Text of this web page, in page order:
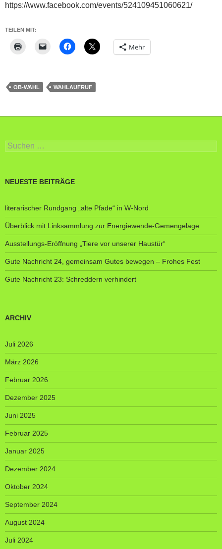
https://www.facebook.com/events/524109451060621/
TEILEN MIT:
Mehr
OB-WAHL WAHLAUFRUF
Suche
nach:
NEUESTE BEITRÄGE
literarischer Rundgang „alte Pfade“ in W-Nord
Überblick mit Linksammlung zur Energiewende-Gemengelage
Ausstellungs-Eröffnung „Tiere vor unserer Haustür“
Gute Nachricht 24, gemeinsam Gutes bewegen – Frohes Fest
Gute Nachricht 23: Schreddern verhindert
ARCHIV
Juli 2026
März 2026
Februar 2026
Dezember 2025
Juni 2025
Februar 2025
Januar 2025
Dezember 2024
Oktober 2024
September 2024
August 2024
Juli 2024